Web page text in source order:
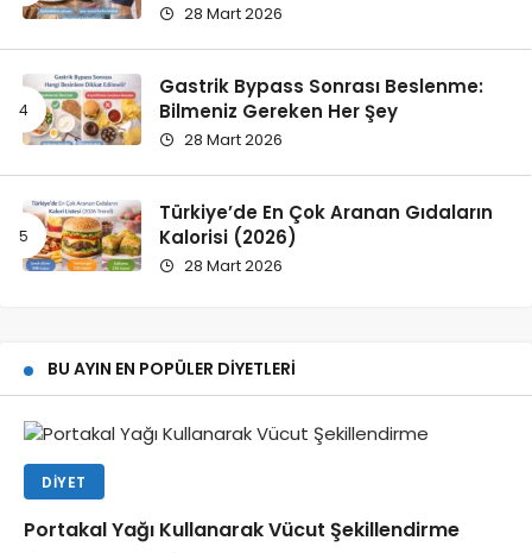
28 Mart 2026
Gastrik Bypass Sonrası Beslenme:
Bilmeniz Gereken Her Şey
28 Mart 2026
Türkiye’de En Çok Aranan Gıdaların
Kalorisi (2026)
28 Mart 2026
BU AYIN EN POPÜLER DIYETLERI
DIYET
Portakal Yağı Kullanarak Vücut Şekillendirme